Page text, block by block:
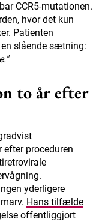
CCR5-mutationen.
hvor det kun
Patienten
slående sætning:
to år efter
proceduren
yderligere
Hans tilfælde
offentliggjort